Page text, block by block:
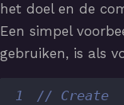
het doel en de
Een simpel
gebruiken, is als
1
// Create